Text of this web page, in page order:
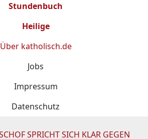
Stundenbuch
Heilige
Über katholisch.de
Jobs
Impressum
Datenschutz
SPRICHT SICH KLAR GEGEN